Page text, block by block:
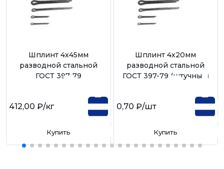
Шплинт 4х45мм
разводной стальной
ГОСТ 397-79
412,00 ₽/кг
Купить
Шплинт 4х20мм
разводной стальной
ГОСТ 397-79 (штучный)
0,70 ₽/шт
Купить